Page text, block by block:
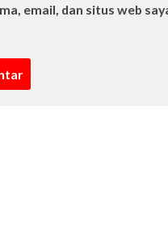
email, dan situs web